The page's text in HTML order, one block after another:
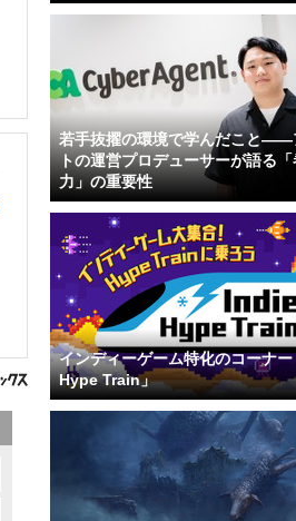
若手抜擢の環境で学んだこと――
トの運営プロデューサーが語る
力」の重要性
インディーゲーム特化のコーナ
Hype Train」